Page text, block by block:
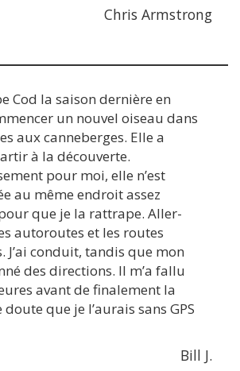
Chris Armstrong
Cod la saison dernière en
un nouvel oiseau dans
aux canneberges. Elle a
à la découverte.
pour moi, elle n’est
au même endroit assez
que je la rattrape. Aller-
autoroutes et les routes
J’ai conduit, tandis que mon
des directions. Il m’a fallu
avant de finalement la
que je l’aurais sans GPS
Bill J.